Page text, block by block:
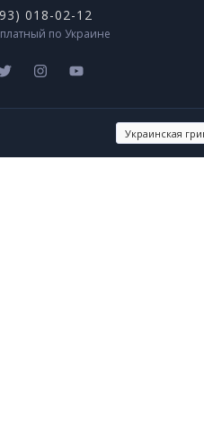
018-02-12
по Украине